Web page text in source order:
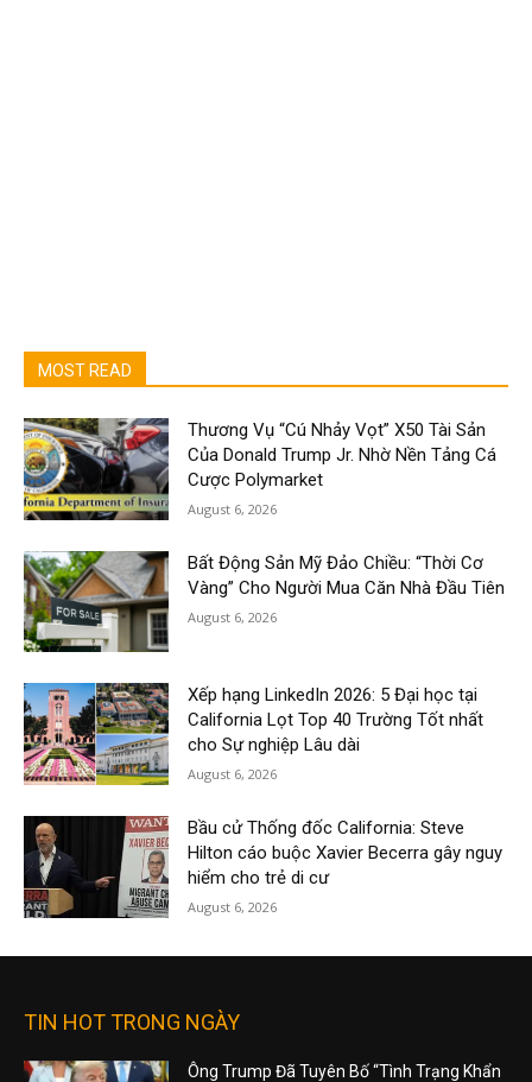
MOST READ
Thương Vụ “Cú Nhảy Vọt” X50 Tài Sản
Của Donald Trump Jr. Nhờ Nền Tảng Cá
Cược Polymarket
August 6, 2026
Bất Động Sản Mỹ Đảo Chiều: “Thời Cơ
Vàng” Cho Người Mua Căn Nhà Đầu Tiên
August 6, 2026
Xếp hạng LinkedIn 2026: 5 Đại học tại
California Lọt Top 40 Trường Tốt nhất
cho Sự nghiệp Lâu dài
August 6, 2026
Bầu cử Thống đốc California: Steve
Hilton cáo buộc Xavier Becerra gây nguy
hiểm cho trẻ di cư
August 6, 2026
TIN HOT TRONG NGÀY
Ông Trump Đã Tuyên Bố “Tình Trạng Khẩn